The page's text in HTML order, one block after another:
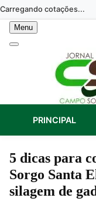
Skip
to
content
Carregando cotações...
Menu
PRINCIPAL
5 dicas para
Sorgo Santa
silagem de